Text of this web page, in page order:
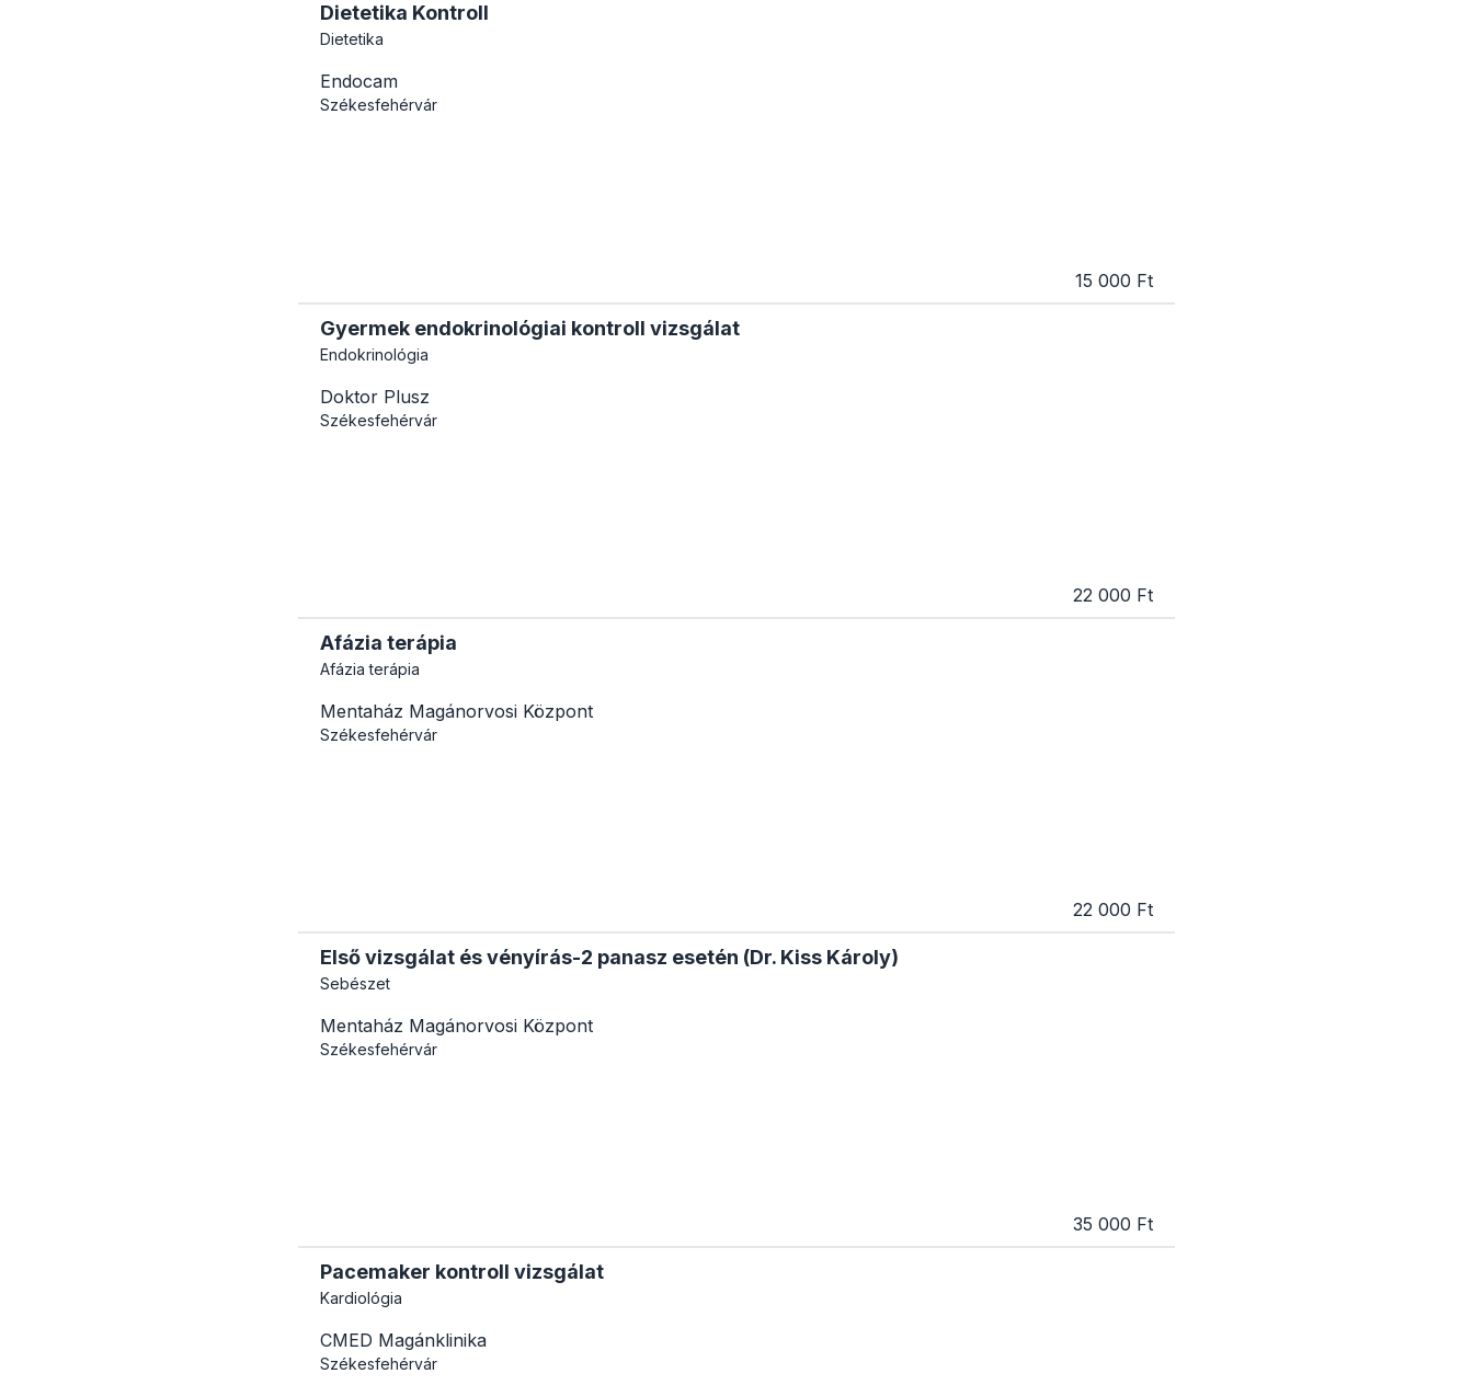
Dietetika Kontroll
Dietetika
Endocam
Székesfehérvár
15 000 Ft
Gyermek endokrinológiai kontroll vizsgálat
Endokrinológia
Doktor Plusz
Székesfehérvár
22 000 Ft
Afázia terápia
Afázia terápia
Mentaház Magánorvosi Központ
Székesfehérvár
22 000 Ft
Első vizsgálat és vényírás-2 panasz esetén (Dr. Kiss Károly)
Sebészet
Mentaház Magánorvosi Központ
Székesfehérvár
35 000 Ft
Pacemaker kontroll vizsgálat
Kardiológia
CMED Magánklinika
Székesfehérvár